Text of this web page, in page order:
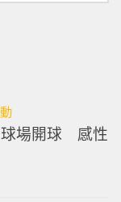
球場開球 感性